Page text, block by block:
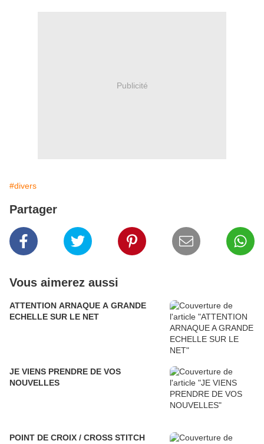
Publicité
#divers
Partager
Vous aimerez aussi
ATTENTION ARNAQUE A GRANDE
ECHELLE SUR LE NET
JE VIENS PRENDRE DE VOS
NOUVELLES
POINT DE CROIX / CROSS STITCH